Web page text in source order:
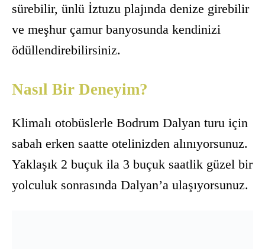
sürebilir, ünlü İztuzu plajında denize girebilir
ve meşhur çamur banyosunda kendinizi
ödüllendirebilirsiniz.
Nasıl Bir Deneyim?
Klimalı otobüslerle Bodrum Dalyan turu için
sabah erken saatte otelinizden alınıyorsunuz.
Yaklaşık 2 buçuk ila 3 buçuk saatlik güzel bir
yolculuk sonrasında Dalyan’a ulaşıyorsunuz.